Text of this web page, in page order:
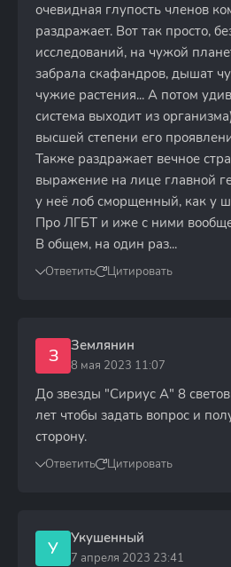
очевидная глупость членов
раздражает. Вот так просто,
исследований, на чужой
забрала скафандров, дышат
чужие растения... А потом
система выходит из
высшей степени его
Также раздражает вечное
выражение на лице главной
у неё лоб сморщенный, как у
Про ЛГБТ и иже с ними
В общем, на один раз...
Ответить Цитировать
З Землянин
8 мая 2023 11:07
До звезды "Сириус А" 8
лет чтобы задать вопрос и
сторону.
Ответить Цитировать
У Укушенный
7 апреля 2023 23:41